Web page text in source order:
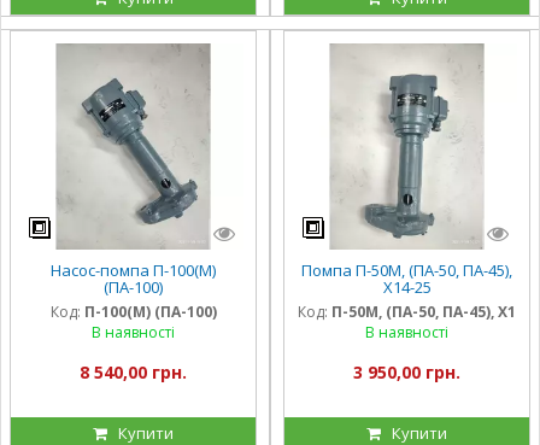
Насос-помпа П-100(М)
(ПА-100)
Код: П-100(М) (ПА-100)
В наявності
8 540,00 грн.
Купити
Помпа П-50М, (ПА-50, ПА-45),
Х14-25
Код: П-50М, (ПА-50, ПА-45), Х1
В наявності
3 950,00 грн.
Купити